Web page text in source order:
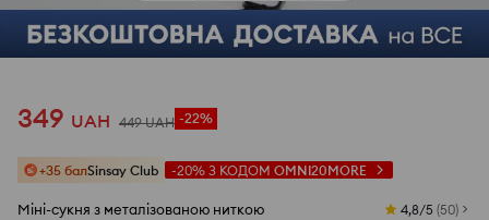
349 UAH 449 UAH -22%
+35 балSinsay Club -20% З КОДОМ OMNI20MORE
Міні-сукня з металізованою ниткою 4,8/5 (50)